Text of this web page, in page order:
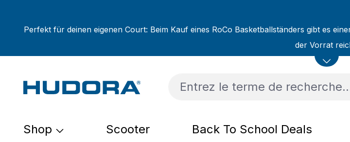
Perfekt für deinen eigenen Court: Beim Kauf eines RoCo Basketballständers gibt es
der Vorrat
Shop Scooter Back To School Deals